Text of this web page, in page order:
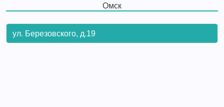
Омск
ул. Березовского, д.19